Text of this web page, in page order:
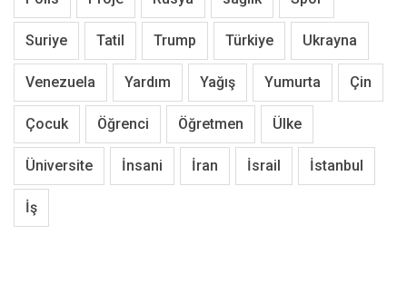
Suriye Tatil Trump Türkiye Ukrayna
Venezuela Yardım Yağış Yumurta Çin
Çocuk Öğrenci Öğretmen Ülke
Üniversite İnsani İran İsrail İstanbul
İş